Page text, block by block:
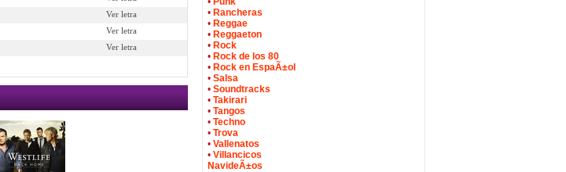
Ver letra
Ver letra
Ver letra
• Rancheras
• Reggae
• Reggaeton
• Rock
• Rock de los 80
• Rock en EspaÃ±ol
• Salsa
• Soundtracks
• Takirari
• Tangos
• Techno
• Trova
• Vallenatos
• Villancicos
NavideÃ±os